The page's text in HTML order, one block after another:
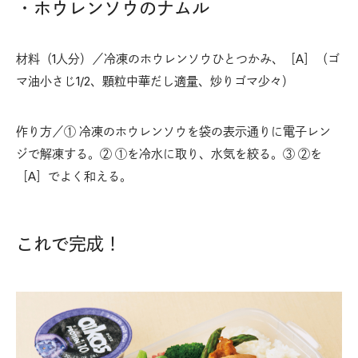
・ホウレンソウのナムル
材料（1人分）／冷凍のホウレンソウひとつかみ、［A］（ゴ
マ油小さじ1/2、顆粒中華だし適量、炒りゴマ少々）
作り方／① 冷凍のホウレンソウを袋の表示通りに電子レン
ジで解凍する。② ①を冷水に取り、水気を絞る。③ ②を
［A］でよく和える。
これで完成！